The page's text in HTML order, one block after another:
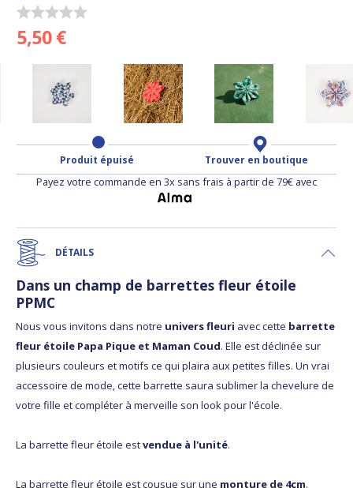
5,50 €
Produit épuisé Trouver en boutique
Payez votre commande en 3x sans frais à partir de 79€ avec
DÉTAILS
Dans un champ de barrettes fleur étoile
PPMC
Nous vous invitons dans notre univers fleuri avec cette barrette
fleur étoile Papa Pique et Maman Coud. Elle est déclinée sur
plusieurs couleurs et motifs ce qui plaira aux petites filles. Un vrai
accessoire de mode, cette barrette saura sublimer la chevelure de
votre fille et compléter à merveille son look pour l'école.
La barrette fleur étoile estvendue à l'unité.
La barrette fleur étoile est cousue sur une monture de 4cm.